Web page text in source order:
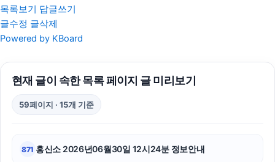
강남상간소송변호사
목록보기 답글쓰기
글수정 글삭제
Powered by KBoard
현재 글이 속한 목록 페이지 글 미리보기
59페이지 · 15개 기준
871 흥신소 2026년06월30일 12시24분 정보안내